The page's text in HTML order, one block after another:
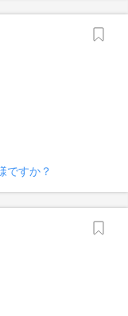
ですか？